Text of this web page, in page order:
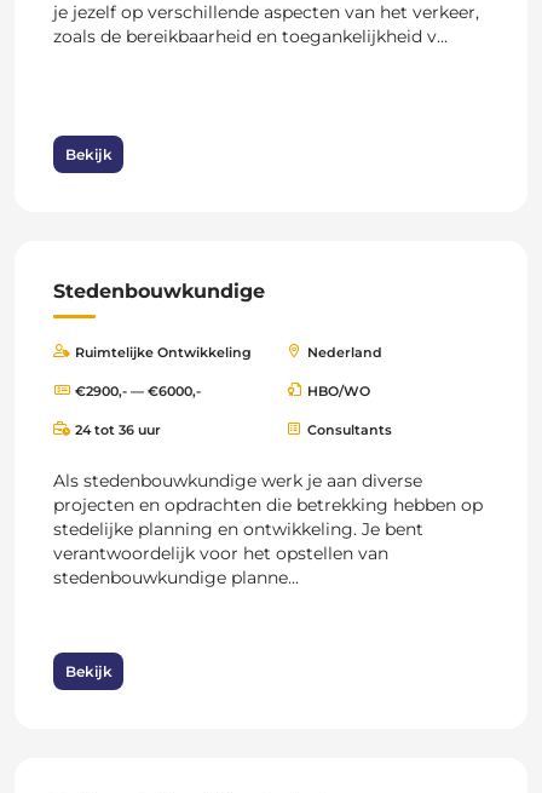
je jezelf op verschillende aspecten van het verkeer,
zoals de bereikbaarheid en toegankelijkheid v...
Bekijk
Stedenbouwkundige
Ruimtelijke Ontwikkeling Nederland
€2900,- — €6000,- HBO/WO
24 tot 36 uur Consultants
Als stedenbouwkundige werk je aan diverse
projecten en opdrachten die betrekking hebben op
stedelijke planning en ontwikkeling. Je bent
verantwoordelijk voor het opstellen van
stedenbouwkundige planne...
Bekijk